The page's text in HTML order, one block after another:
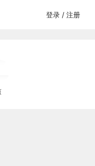
登录 / 注册